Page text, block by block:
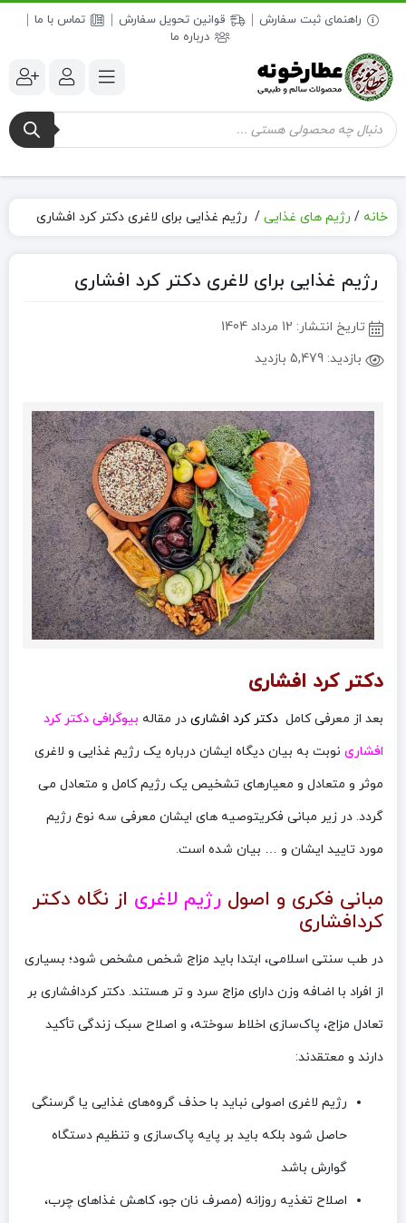
راهنمای ثبت سفارش قوانین تحویل سفارش
تماس با ما
درباره ما
جستجوی
محصولات
خانه / رژیم های غذایی / رژیم غذایی برای لاغری دکتر کرد افشاری
رژیم غذایی برای لاغری دکتر کرد افشاری
تاریخ انتشار: 12 مرداد 1404
بازدید: 5,479 بازدید
دکتر کرد افشاری
بعد از معرفی کامل دکتر کرد افشاری در مقاله بیوگرافی دکتر کرد
افشاری نوبت به بیان دیگاه ایشان درباره یک رژیم غذایی و لاغری
موثر و متعادل و معیارهای تشخیص یک رژیم کامل و متعادل می
گردد. در زیر مبانی فکریتوصیه های ایشان معرفی سه نوع رژیم
مورد تایید ایشان و … بیان شده است.
مبانی فکری و اصول رژیم لاغری از نگاه دکتر
کردافشاری
در طب سنتی اسلامی، ابتدا باید مزاج شخص مشخص شود؛ بسیاری
از افراد با اضافه وزن دارای مزاج سرد و تر هستند. دکتر کردافشاری بر
تعادل مزاج، پاک‌سازی اخلاط سوخته، و اصلاح سبک زندگی تأکید
دارند و معتقدند:
رژیم لاغری اصولی نباید با حذف گروه‌های غذایی یا گرسنگی
حاصل شود بلکه باید بر پایه پاک‌سازی و تنظیم دستگاه
گوارش باشد
اصلاح تغذیه روزانه (مصرف نان جو، کاهش غذاهای چرب،